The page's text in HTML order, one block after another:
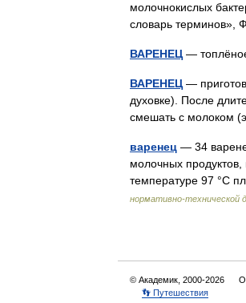
молочнокислых
словарь
ВАРЕНЕЦ —
ВАРЕНЕЦ —
духовке). После
смешать с молоком
варенец — 34
молочных продуктов,
температуре 97 °С
нормативно-технической
© Академик, 2000-2026
👣 Путешествия